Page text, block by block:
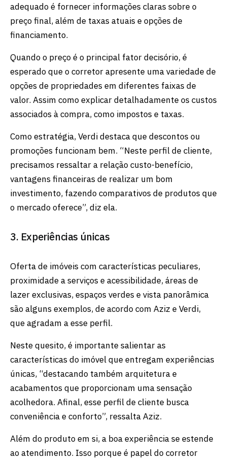
adequado é fornecer informações claras sobre o
preço final, além de taxas atuais e opções de
financiamento.
Quando o preço é o principal fator decisório, é
esperado que o corretor apresente uma variedade de
opções de propriedades em diferentes faixas de
valor. Assim como explicar detalhadamente os custos
associados à compra, como impostos e taxas.
Como estratégia, Verdi destaca que descontos ou
promoções funcionam bem. “Neste perfil de cliente,
precisamos ressaltar a relação custo-benefício,
vantagens financeiras de realizar um bom
investimento, fazendo comparativos de produtos que
o mercado oferece”, diz ela.
3. Experiências únicas
Oferta de imóveis com características peculiares,
proximidade a serviços e acessibilidade, áreas de
lazer exclusivas, espaços verdes e vista panorâmica
são alguns exemplos, de acordo com Aziz e Verdi,
que agradam a esse perfil.
Neste quesito, é importante salientar as
características do imóvel que entregam experiências
únicas, “destacando também arquitetura e
acabamentos que proporcionam uma sensação
acolhedora. Afinal, esse perfil de cliente busca
conveniência e conforto”, ressalta Aziz.
Além do produto em si, a boa experiência se estende
ao atendimento. Isso porque é papel do corretor